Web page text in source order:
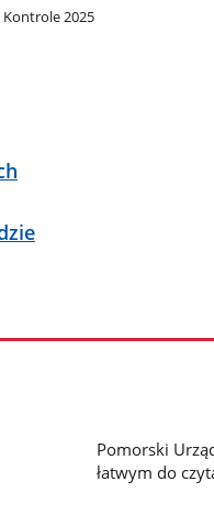
Kontrole 2025
Pomorski
łatwym do